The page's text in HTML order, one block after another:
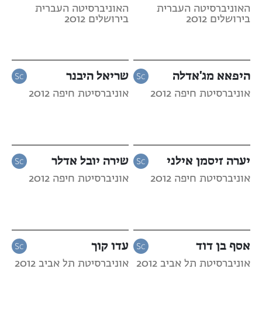
האוניברסיטה העברית
בירושלים 2012
האוניברסיטה העברית
בירושלים 2012
היפאא מג'אדלה
אוניברסיטת חיפה 2012
שריאל היבנר
אוניברסיטת חיפה 2012
יערה זיסמן אילני
אוניברסיטת חיפה 2012
שירה יובל אדלר
אוניברסיטת חיפה 2012
אסף בן דוד
אוניברסיטת תל אביב 2012
עדו קוך
אוניברסיטת תל אביב 2012